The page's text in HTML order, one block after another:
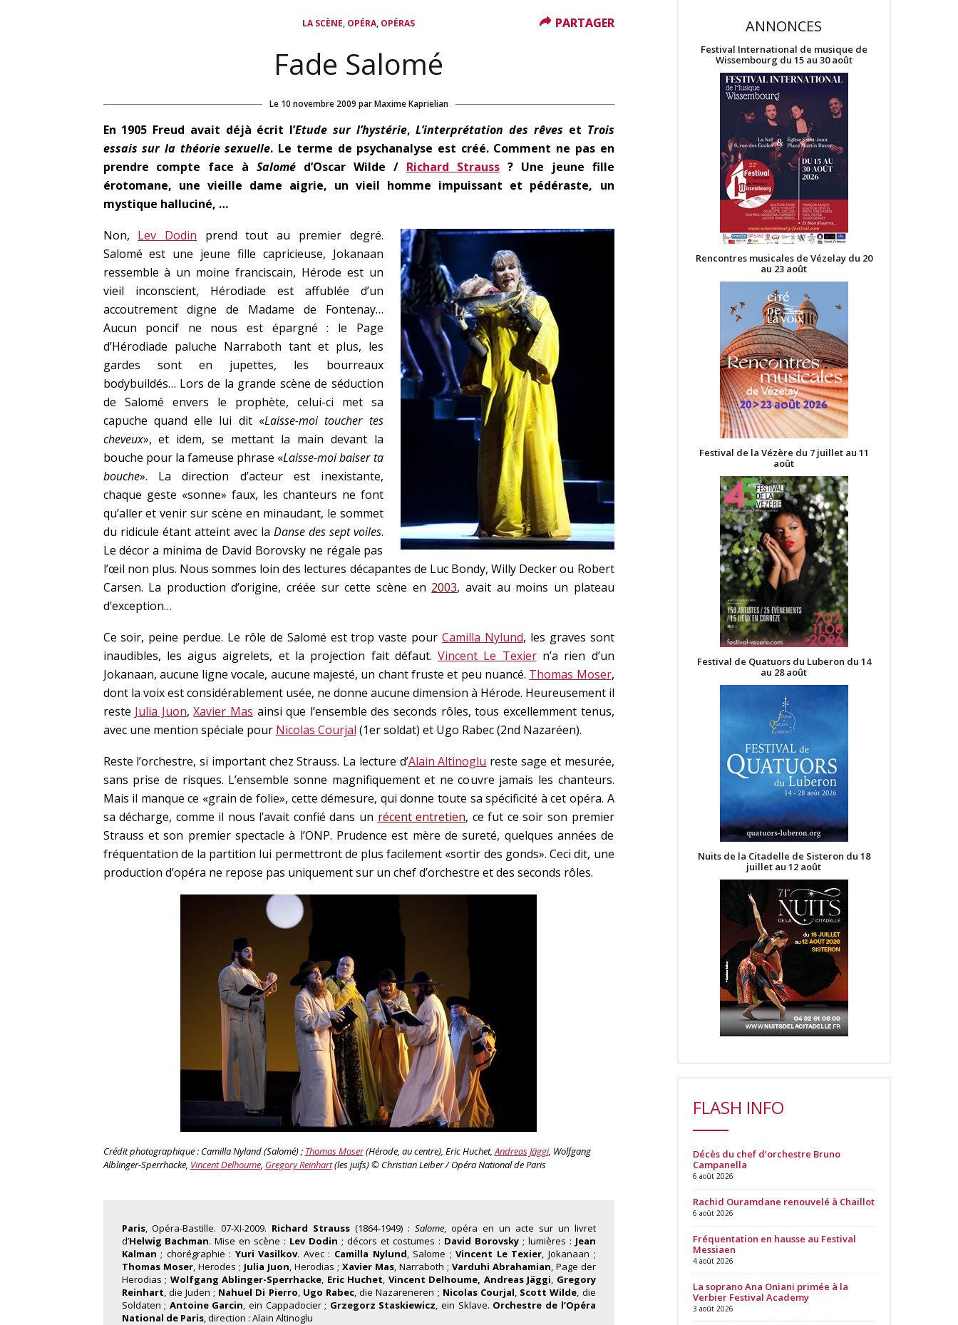
LA SCÈNE, OPÉRA, OPÉRAS
Fade Salomé
Le 10 novembre 2009 par Maxime Kaprielian
En 1905 Freud avait déjà écrit l’Etude sur l’hystérie,L’interprétation des rêves et Trois
essais sur la théorie sexuelle. Le terme de psychanalyse est créé. Comment ne pas en
prendre compte face àSalomé d’Oscar Wilde / Richard Strauss? Une jeune fille
érotomane, une vieille dame aigrie, un vieil homme impuissant et pédéraste, un
mystique halluciné, …
Non, Lev Dodin prend tout au premier degré.
Salomé est une jeune fille capricieuse, Jokanaan
ressemble à un moine franciscain, Hérode est un
vieil inconscient, Hérodiade est affublée d’un
accoutrement digne de Madame de Fontenay…
Aucun poncif ne nous est épargné : le Page
d’Hérodiade paluche Narraboth tant et plus, les
gardes sont en jupettes, les bourreaux
bodybuildés… Lors de la grande scène de séduction
de Salomé envers le prophète, celui-ci met sa
capuche quand elle lui dit «Laisse-moi toucher tes
cheveux», et idem, se mettant la main devant la
bouche pour la fameuse phrase «Laisse-moi baiser ta
bouche». La direction d’acteur est inexistante,
chaque geste «sonne» faux, les chanteurs ne font
qu’aller et venir sur scène en minaudant, le sommet
du ridicule étant atteint avec la Danse des sept voiles.
Le décor a minima de David Borovsky ne régale pas
l’œil non plus. Nous sommes loin des lectures décapantes de Luc Bondy, Willy Decker ou Robert
Carsen. La production d’origine, créée sur cette scène en 2003, avait au moins un plateau
d’exception…
Ce soir, peine perdue. Le rôle de Salomé est trop vaste pour Camilla Nylund, les graves sont
inaudibles, les aigus aigrelets, et la projection fait défaut.Vincent Le Texiern’a rien d’un
Jokanaan, aucune ligne vocale, aucune majesté, un chant fruste et peu nuancé. Thomas Moser,
dont la voix est considérablement usée, ne donne aucune dimension à Hérode. Heureusement il
reste Julia Juon,Xavier Mas ainsi que l’ensemble des seconds rôles, tous excellemment tenus,
avec une mention spéciale pour Nicolas Courjal (1er soldat) et Ugo Rabec (2nd Nazaréen).
Reste l’orchestre, si important chez Strauss. La lecture d’Alain Altinoglu reste sage et mesurée,
sans prise de risques. L’ensemble sonne magnifiquement et ne couvre jamais les chanteurs.
Mais il manque ce «grain de folie», cette démesure, qui donne toute sa spécificité à cet opéra. A
sa décharge, comme il nous l’avait confié dans un récent entretien, ce fut ce soir son premier
Strauss et son premier spectacle à l’ONP. Prudence est mère de sureté, quelques années de
fréquentation de la partition lui permettront de plus facilement «sortir des gonds». Ceci dit, une
production d’opéra ne repose pas uniquement sur un chef d’orchestre et des seconds rôles.
Crédit photographique : Camilla Nyland (Salomé) ; Thomas Moser(Hérode, au centre), Eric Huchet,Andreas Jäggi, Wolfgang
Alblinger-Sperrhacke, Vincent Delhoume, Gregory Reinhart(les juifs) © Christian Leiber / Opéra National de Paris
PARTAGER
Paris, Opéra-Bastille. 07-XI-2009. Richard Strauss (1864-1949) :Salome, opéra en un acte sur un livret
d’Helwig Bachman. Mise en scène : Lev Dodin ; décors et costumes : David Borovsky; lumières : Jean
Kalman ; chorégraphie : Yuri Vasilkov. Avec : Camilla Nylund, Salome ;Vincent Le Texier, Jokanaan ;
Thomas Moser, Herodes ; Julia Juon, Herodias ; Xavier Mas, Narraboth ; Varduhi Abrahamian, Page der
Herodias ; Wolfgang Ablinger-Sperrhacke, Eric Huchet, Vincent Delhoume, Andreas Jäggi, Gregory
Reinhart, die Juden ; Nahuel Di Pierro, Ugo Rabec, die Nazareneren ; Nicolas Courjal, Scott Wilde, die
Soldaten ; Antoine Garcin, ein Cappadocier ; Grzegorz Staskiewicz, ein Sklave. Orchestre de l’Opéra
National de Paris, direction : Alain Altinoglu
PARTAGER ANNONCES
Festival International de musique de
Wissembourg du 15 au 30 août
Rencontres musicales de Vézelay du 20
au 23 août
Festival de la Vézère du 7 juillet au 11
août
Festival de Quatuors du Luberon du 14
au 28 août
Nuits de la Citadelle de Sisteron du 18
juillet au 12 août
FLASH INFO
Décès du chef d’orchestre Bruno
Campanella
6 août 2026
Rachid Ouramdane renouvelé à Chaillot
6 août 2026
Fréquentation en hausse au Festival
Messiaen
4 août 2026
La soprano Ana Oniani primée à la
Verbier Festival Academy
3 août 2026